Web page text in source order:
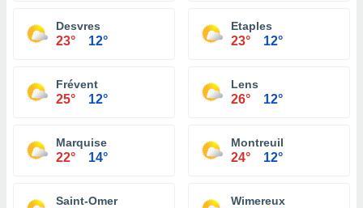
Desvres
23° 12°
Etaples
23° 12°
Frévent
25° 12°
Lens
26° 12°
Marquise
22° 14°
Montreuil
24° 12°
Saint-Omer Wimereux